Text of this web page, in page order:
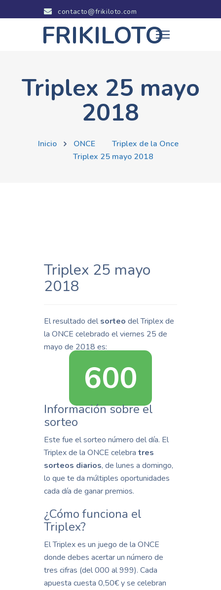
contacto@frikiloto.com
FRIKILOTO
Triplex 25 mayo
2018
Inicio ONCE
Triplex de la Once
Triplex 25 mayo 2018
Triplex 25 mayo
2018
El resultado del sorteo del Triplex de
la ONCE celebrado el viernes 25 de
mayo de 2018 es:
600
Información sobre el
sorteo
Este fue el sorteo número del día. El
Triplex de la ONCE celebra tres
sorteos diarios, de lunes a domingo,
lo que te da múltiples oportunidades
cada día de ganar premios.
¿Cómo funciona el
Triplex?
El Triplex es un juego de la ONCE
donde debes acertar un número de
tres cifras (del 000 al 999). Cada
apuesta cuesta 0,50€ y se celebran